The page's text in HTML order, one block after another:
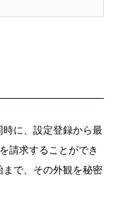
に、設定登録から最
請求することができ
まで、その外観を秘密